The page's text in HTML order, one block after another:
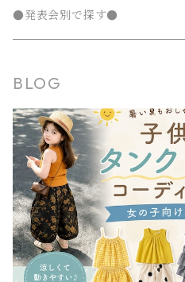
タンクトップ
ポンチョ
チェスターコート
パンツ セットアップ
靴
ワンピース
ジャンパースカート
チュニック
ドレス
ラッシュガード
ワンピース水着
セパレート水着
タンクトップ
ポンチョ
チェスターコート
長袖
スカート セットアップ
靴・小物
靴下
レギンス・タイツ
サロペット・オーバーオール
水着
ラッシュガード
ワンピース水着
セパレート水着
タンクトップ
ノーカラージャケット
マウンテンパーカー
ポンチョ
チェスターコート
半袖
フォーマルスーツ
パンツ セットアップ
靴
靴下
レギンス・タイツ
オールインワン
サロペット・オーバーオール
水着
ラッシュガード
ワンピース水着
フォーマル 子供服
アウトドアミックス 子供服
オーバーサイズ・ビッグシルエ
ユニセックス 子供服
ストリート 子供服
100～140cm
M～XXXL
入園式
lady's
men's
lady's
結婚式ドレス
men's
lady's
●発表会別で探す●
長袖
半袖
袖なし・ノースリーブ
コンクール 発表会ドレス
ダンス発表会
BLOG